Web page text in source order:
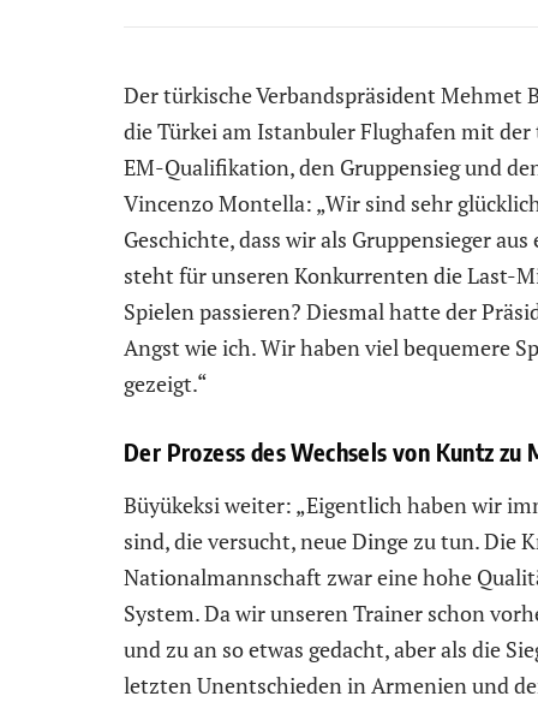
Der türkische Verbandspräsident Mehmet
die Türkei am Istanbuler Flughafen mit
EM-Qualifikation, den Gruppensieg und
Vincenzo Montella: „Wir sind sehr
Geschichte, dass wir als Gruppensieger
steht für unseren Konkurrenten die Last-
Spielen passieren? Diesmal hatte der
Angst wie ich. Wir haben viel bequemere
gezeigt.“
Der Prozess des Wechsels von Kuntz zu
Büyükeksi weiter: „Eigentlich haben wir
sind, die versucht, neue Dinge zu tun. Die
Nationalmannschaft zwar eine hohe
System. Da wir unseren Trainer schon
und zu an so etwas gedacht, aber als die
letzten Unentschieden in Armenien und